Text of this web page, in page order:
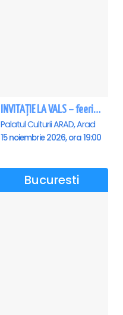
INVITAȚIE LA VALS – feerie de bal în paşi de dans - Arad
Palatul Culturii ARAD, Arad
15 noiembrie 2026, ora 19:00
Bucuresti